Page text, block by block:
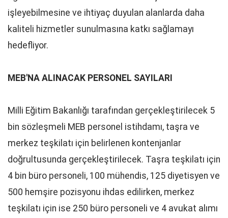
işleyebilmesine ve ihtiyaç duyulan alanlarda daha
kaliteli hizmetler sunulmasına katkı sağlamayı
hedefliyor.
MEB'NA ALINACAK PERSONEL SAYILARI
Milli Eğitim Bakanlığı tarafından gerçekleştirilecek 5
bin sözleşmeli MEB personel istihdamı, taşra ve
merkez teşkilatı için belirlenen kontenjanlar
doğrultusunda gerçekleştirilecek. Taşra teşkilatı için
4 bin büro personeli, 100 mühendis, 125 diyetisyen ve
500 hemşire pozisyonu ihdas edilirken, merkez
teşkilatı için ise 250 büro personeli ve 4 avukat alımı